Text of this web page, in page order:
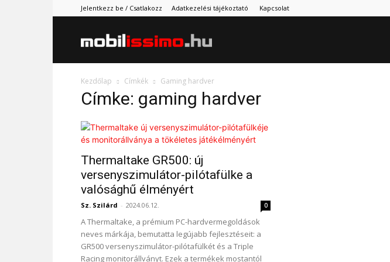
Jelentkezz be / Csatlakozz Adatkezelési tájékoztató Kapcsolat
Mobilissimo.hu
Kezdőlap Címkék Gaming hardver
Címke: gaming hardver
Thermaltake GR500: új
versenyszimulátor-pilótafülke a
valósághű élményért
Sz. Szilárd - 2024.06.12. 0
A Thermaltake, a prémium PC-hardvermegoldások
neves márkája, bemutatta legújabb fejlesztéseit: a
GR500 versenyszimulátor-pilótafülkét és a Triple
Racing monitorállványt. Ezek a termékek mostantól